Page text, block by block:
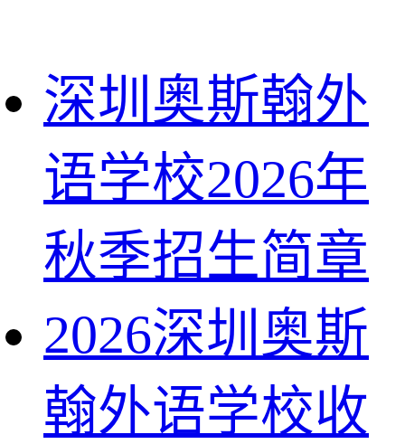
深圳奥斯翰外
语学校2026年
秋季招生简章
2026深圳奥斯
翰外语学校收